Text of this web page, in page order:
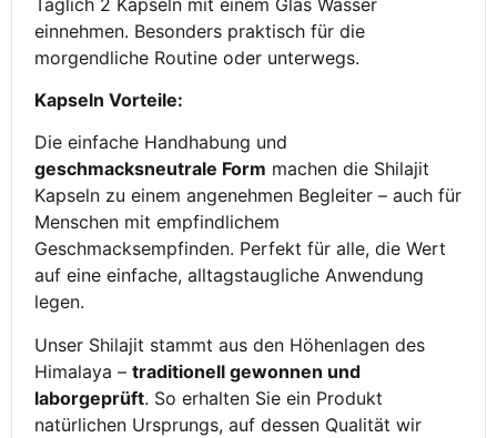
einnehmen. Besonders praktisch für die
morgendliche Routine oder unterwegs.
Kapseln Vorteile:
Die einfache Handhabung und
geschmacksneutrale Form machen die Shilajit
Kapseln zu einem angenehmen Begleiter – auch für
Menschen mit empfindlichem
Geschmacksempfinden. Perfekt für alle, die Wert
auf eine einfache, alltagstaugliche Anwendung
legen.
Unser Shilajit stammt aus den Höhenlagen des
Himalaya – traditionell gewonnen und
laborgeprüft. So erhalten Sie ein Produkt
natürlichen Ursprungs, auf dessen Qualität wir